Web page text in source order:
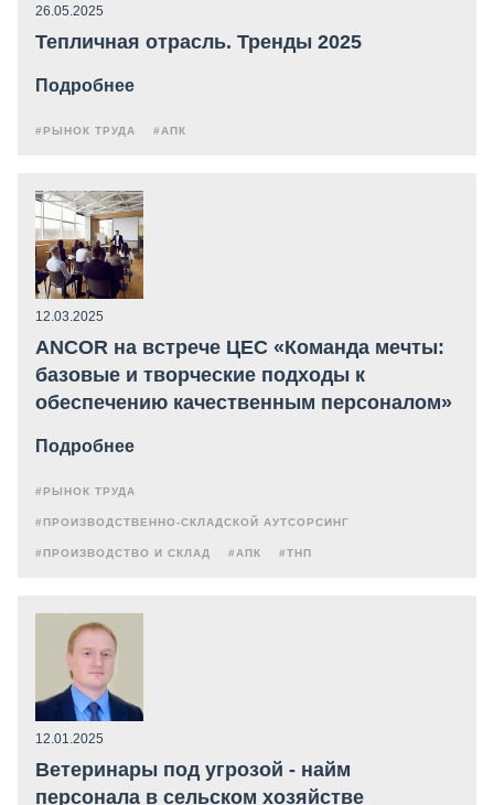
26.05.2025
Тепличная отрасль. Тренды 2025
Подробнее
#РЫНОК ТРУДА #АПК
12.03.2025
ANCOR на встрече ЦЕС «Команда мечты:
базовые и творческие подходы к
обеспечению качественным персоналом»
Подробнее
#РЫНОК ТРУДА
#ПРОИЗВОДСТВЕННО-СКЛАДСКОЙ АУТСОРСИНГ
#ПРОИЗВОДСТВО И СКЛАД #АПК #ТНП
12.01.2025
Ветеринары под угрозой - найм
персонала в сельском хозяйстве